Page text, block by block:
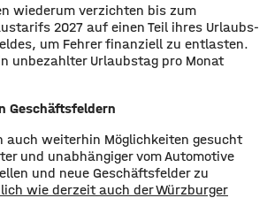
wiederum verzichten bis zum
2027 auf einen Teil ihres Urlaubs-
um Fehrer finanziell zu entlasten.
unbezahlter Urlaubstag pro Monat
Geschäftsfeldern
auch weiterhin Möglichkeiten gesucht
und unabhängiger vom Automotive
und neue Geschäftsfelder zu
wie derzeit auch der Würzburger